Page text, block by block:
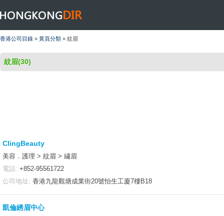
HONGKONGDIR
香港公司目錄 » 黃頁分類 » 紋眉
紋眉(30)
ClingBeauty
美容．護理 > 紋眉 > 繡眉
電話: +852-95561722
公司地址: 香港九龍觀塘成業街20號怡生工廈7樓B18
凱倫綉眉中心